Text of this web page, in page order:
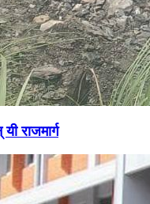
राजमार्ग